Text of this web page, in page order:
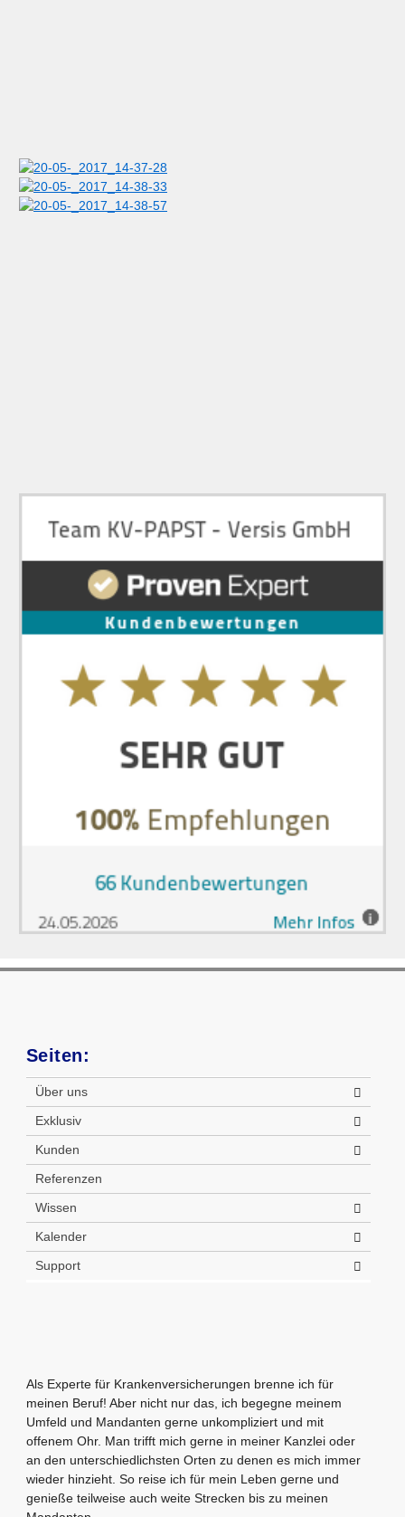
Seiten:
Über uns
Exklusiv
Kunden
Referenzen
Wissen
Kalender
Support
Als Experte für Krankenversicherungen brenne ich für
meinen Beruf! Aber nicht nur das, ich begegne meinem
Umfeld und Mandanten gerne unkompliziert und mit
offenem Ohr. Man trifft mich gerne in meiner Kanzlei oder
an den unterschiedlichsten Orten zu denen es mich immer
wieder hinzieht. So reise ich für mein Leben gerne und
genieße teilweise auch weite Strecken bis zu meinen